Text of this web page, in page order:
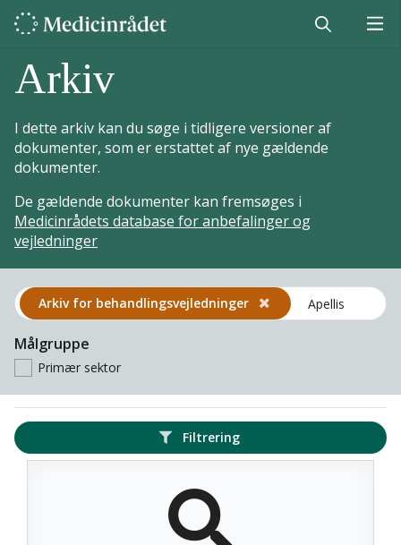
Arkiv
I dette arkiv kan du søge i tidligere versioner af
dokumenter, som er erstattet af nye gældende
dokumenter.
De gældende dokumenter kan fremsøges i
Medicinrådets database for anbefalinger og
vejledninger
Arkiv for behandlings­vejledninger
Målgruppe
Primær sektor
Filtrering